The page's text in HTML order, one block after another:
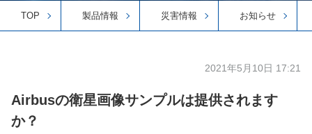
TOP 製品情報 災害情報 お知らせ
2021年5月10日 17:21
Airbusの衛星画像サンプルは提供されます
か？